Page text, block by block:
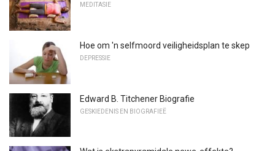
MEDITASIE
Hoe om 'n selfmoord veiligheidsplan te skep
DEPRESSIE
Edward B. Titchener Biografie
GESKIEDENIS EN BIOGRAFIEË